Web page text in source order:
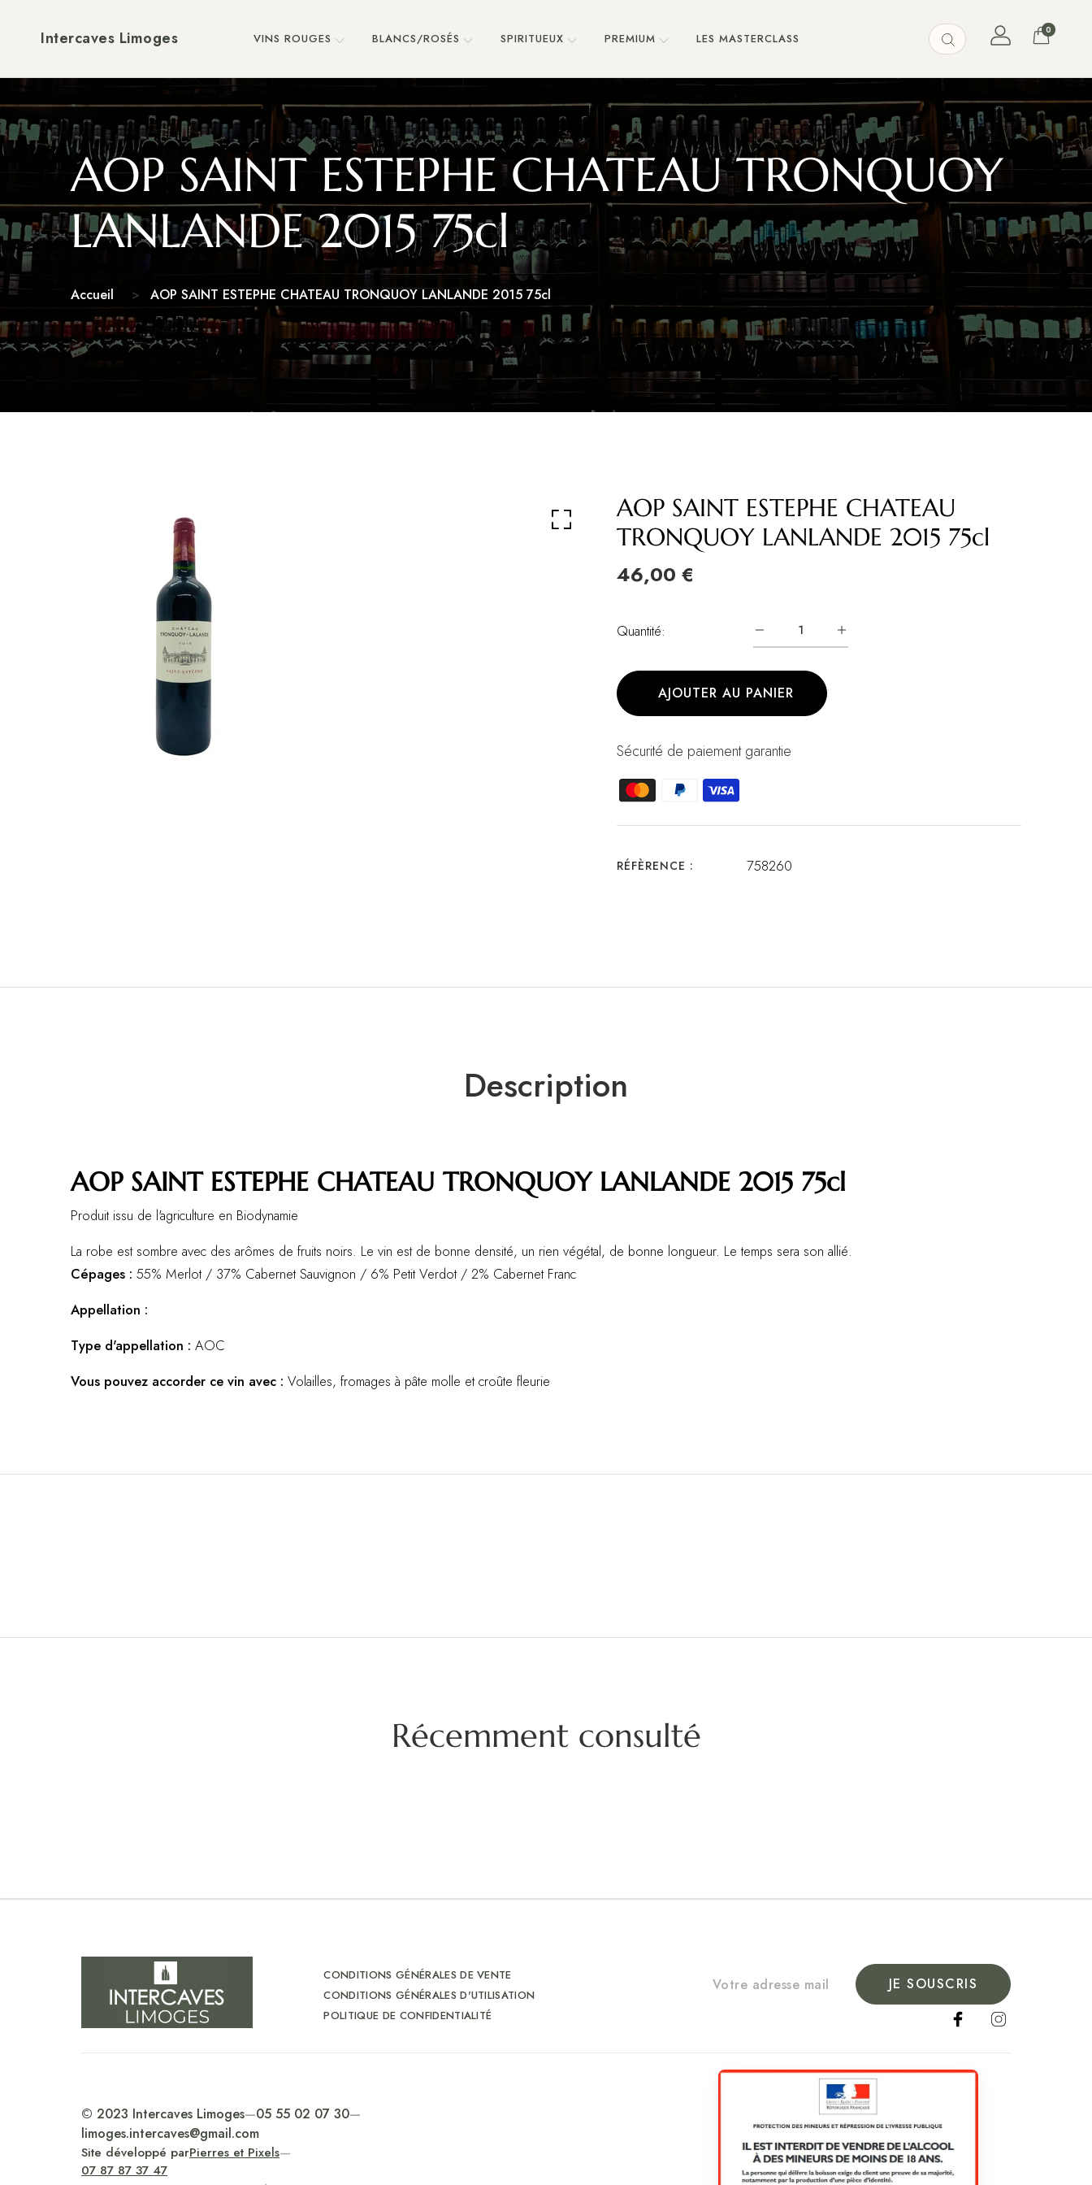
Intercaves Limoges VINS ROUGES BLANCS/ROSÉS SPIRITUEUX PREMIUM LES MASTERCLASS
0
AOP SAINT ESTEPHE CHATEAU TRONQUOY
LANLANDE 2015 75cl
Accueil AOP SAINT ESTEPHE CHATEAU TRONQUOY LANLANDE 2015 75cl
AOP SAINT ESTEPHE CHATEAU
TRONQUOY LANLANDE 2015 75cl
46,00 €
Quantité:
AJOUTER AU PANIER
Sécurité de paiement garantie
RÉFÈRENCE : 758260
Description
AOP SAINT ESTEPHE CHATEAU TRONQUOY LANLANDE 2015 75cl
Produit issu de l'agriculture en Biodynamie
La robe est sombre avec des arômes de fruits noirs. Le vin est de bonne densité, un rien végétal, de bonne longueur. Le temps sera son allié.
Cépages : 55% Merlot / 37% Cabernet Sauvignon / 6% Petit Verdot / 2% Cabernet Franc
Appellation :
Type d'appellation : AOC
Vous pouvez accorder ce vin avec : Volailles, fromages à pâte molle et croûte fleurie
Récemment consulté
CONDITIONS GÉNÉRALES DE VENTE
CONDITIONS GÉNÉRALES D'UTILISATION
POLITIQUE DE CONFIDENTIALITÉ
JE SOUSCRIS
© 2023 Intercaves Limoges—05 55 02 07 30—
limoges.intercaves@gmail.com
Site développé parPierres et Pixels—
07 87 87 37 47